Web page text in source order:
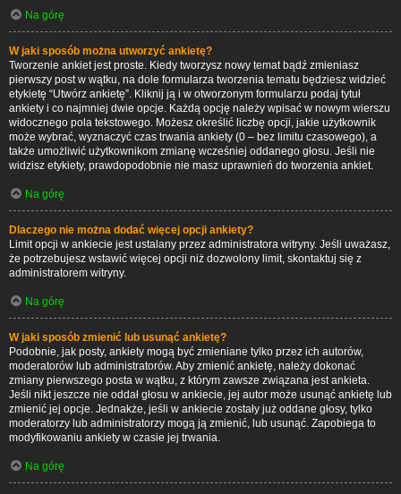
Na górę
W jaki sposób można utworzyć ankietę?
Tworzenie ankiet jest proste. Kiedy tworzysz nowy temat bądź zmieniasz
pierwszy post w wątku, na dole formularza tworzenia tematu będziesz widzieć
etykietę “Utwórz ankietę”. Kliknij ją i w otworzonym formularzu podaj tytuł
ankiety i co najmniej dwie opcje. Każdą opcję należy wpisać w nowym wierszu
widocznego pola tekstowego. Możesz określić liczbę opcji, jakie użytkownik
może wybrać, wyznaczyć czas trwania ankiety (0 – bez limitu czasowego), a
także umożliwić użytkownikom zmianę wcześniej oddanego głosu. Jeśli nie
widzisz etykiety, prawdopodobnie nie masz uprawnień do tworzenia ankiet.
Na górę
Dlaczego nie można dodać więcej opcji ankiety?
Limit opcji w ankiecie jest ustalany przez administratora witryny. Jeśli uważasz,
że potrzebujesz wstawić więcej opcji niż dozwolony limit, skontaktuj się z
administratorem witryny.
Na górę
W jaki sposób zmienić lub usunąć ankietę?
Podobnie, jak posty, ankiety mogą być zmieniane tylko przez ich autorów,
moderatorów lub administratorów. Aby zmienić ankietę, należy dokonać
zmiany pierwszego posta w wątku, z którym zawsze związana jest ankieta.
Jeśli nikt jeszcze nie oddał głosu w ankiecie, jej autor może usunąć ankietę lub
zmienić jej opcje. Jednakże, jeśli w ankiecie zostały już oddane głosy, tylko
moderatorzy lub administratorzy mogą ją zmienić, lub usunąć. Zapobiega to
modyfikowaniu ankiety w czasie jej trwania.
Na górę